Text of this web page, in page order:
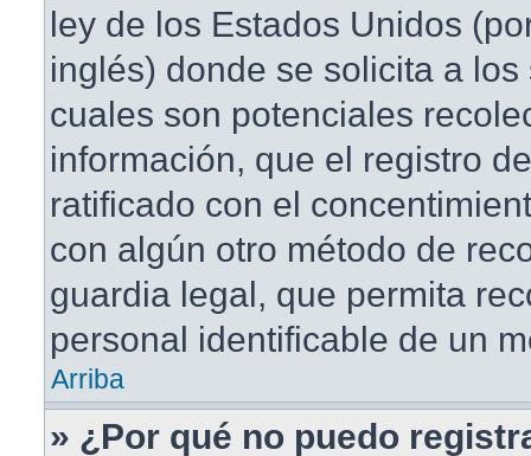
ley de los Estados Unidos
inglés) donde se solicita a
cuales son potenciales
información, que el registro
ratificado con el
con algún otro método de
guardia legal, que permita
personal identificable de un
Arriba
» ¿Por qué no puedo